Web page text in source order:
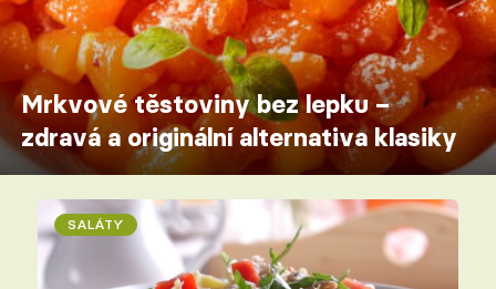
Mrkvové těstoviny bez lepku –
zdravá a originální alternativa klasiky
SALÁTY